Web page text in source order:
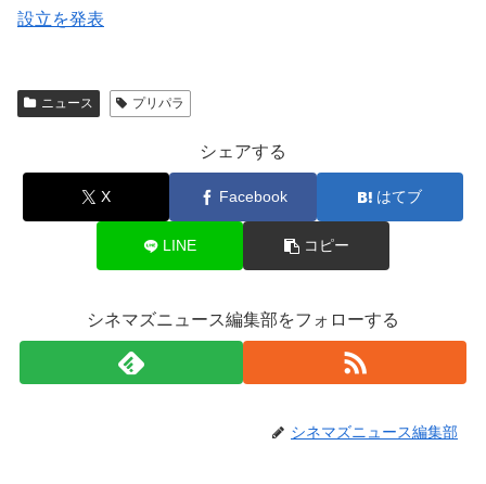
設立を発表
ニュース プリパラ
シェアする
X Facebook はてブ
LINE コピー
シネマズニュース編集部をフォローする
シネマズニュース編集部